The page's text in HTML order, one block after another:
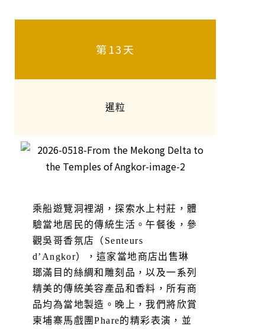
第13天
暹粒
乘船遊覽洞裡湖，探索水上村莊，體
驗當地居民的傳統生活。午餐後，參
觀吳哥香氛店（Senteurs
d’Angkor），這家當地商店出售琳
瑯滿目的絲綢和雕刻品，以及一系列
精美的傳統美容產品和香料，所有商
品均為當地製造。晚上，我們將欣賞
柬埔寨馬戲團Phare的精彩表演，並